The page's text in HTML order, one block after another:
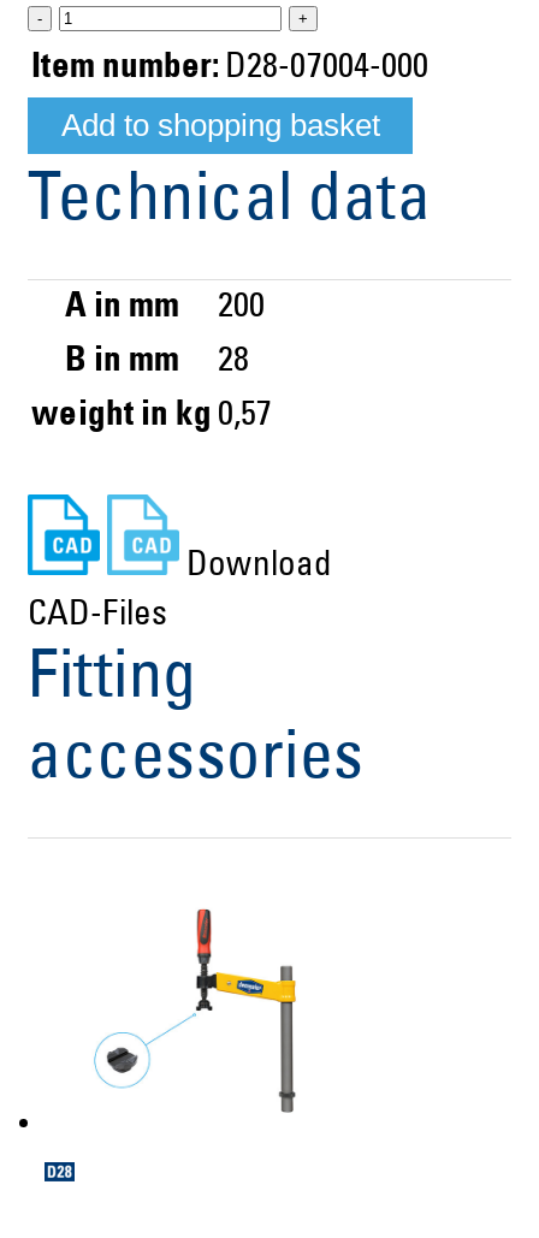
- +
Item number: D28-07004-000
Technical data
A in mm
200
B in mm
28
weight in kg 0,57
Download
CAD-Files
Fitting
accessories